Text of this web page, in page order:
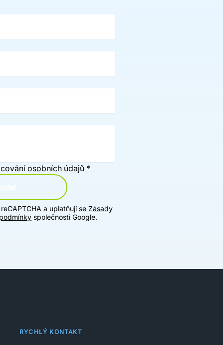
osobních údajů *
a uplatňují se Zásady
společnosti Google.
RYCHLÝ KONTAKT